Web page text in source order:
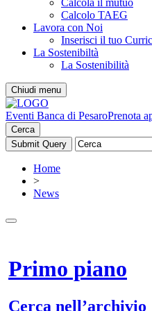
Calcola il mutuo
Calcolo TAEG
Lavora con Noi
Inserisci il tuo
La Sostenibiltà
La Sostenibilità
Chiudi menu
Eventi Banca di PesaroPrenota
Cerca
Home
>
News
Primo piano
Cerca nell’archivio